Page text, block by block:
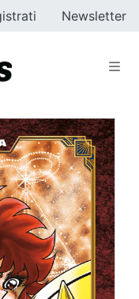
Newsletter